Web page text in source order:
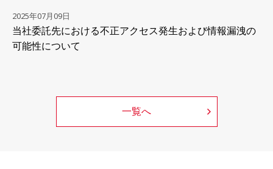
2025年07月09日
当社委託先における不正アクセス発生および情報漏洩の
可能性について
一覧へ